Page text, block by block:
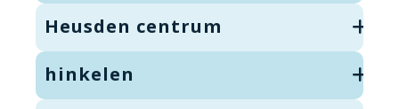
Heusden centrum
hinkelen